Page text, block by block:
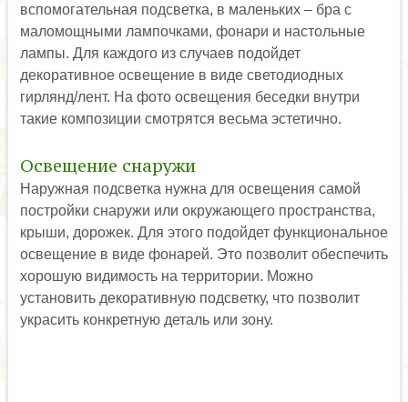
вспомогательная подсветка, в маленьких – бра с
маломощными лампочками, фонари и настольные
лампы. Для каждого из случаев подойдет
декоративное освещение в виде светодиодных
гирлянд/лент. На фото освещения беседки внутри
такие композиции смотрятся весьма эстетично.
Освещение снаружи
Наружная подсветка нужна для освещения самой
постройки снаружи или окружающего пространства,
крыши, дорожек. Для этого подойдет функциональное
освещение в виде фонарей. Это позволит обеспечить
хорошую видимость на территории. Можно
установить декоративную подсветку, что позволит
украсить конкретную деталь или зону.